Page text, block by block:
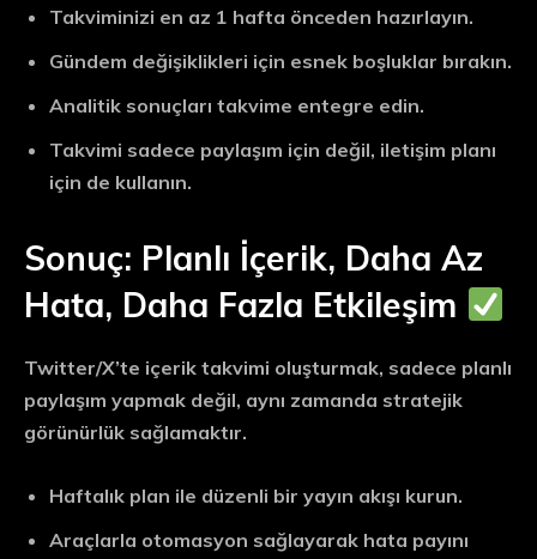
Takviminizi en az 1 hafta önceden hazırlayın.
Gündem değişiklikleri için esnek boşluklar bırakın.
Analitik sonuçları takvime entegre edin.
Takvimi sadece paylaşım için değil, iletişim planı
için de kullanın.
Sonuç: Planlı İçerik, Daha Az
Hata, Daha Fazla Etkileşim
Twitter/X’te içerik takvimi oluşturmak, sadece planlı
paylaşım yapmak değil, aynı zamanda stratejik
görünürlük sağlamaktır.
Haftalık plan ile düzenli bir yayın akışı kurun.
Araçlarla otomasyon sağlayarak hata payını